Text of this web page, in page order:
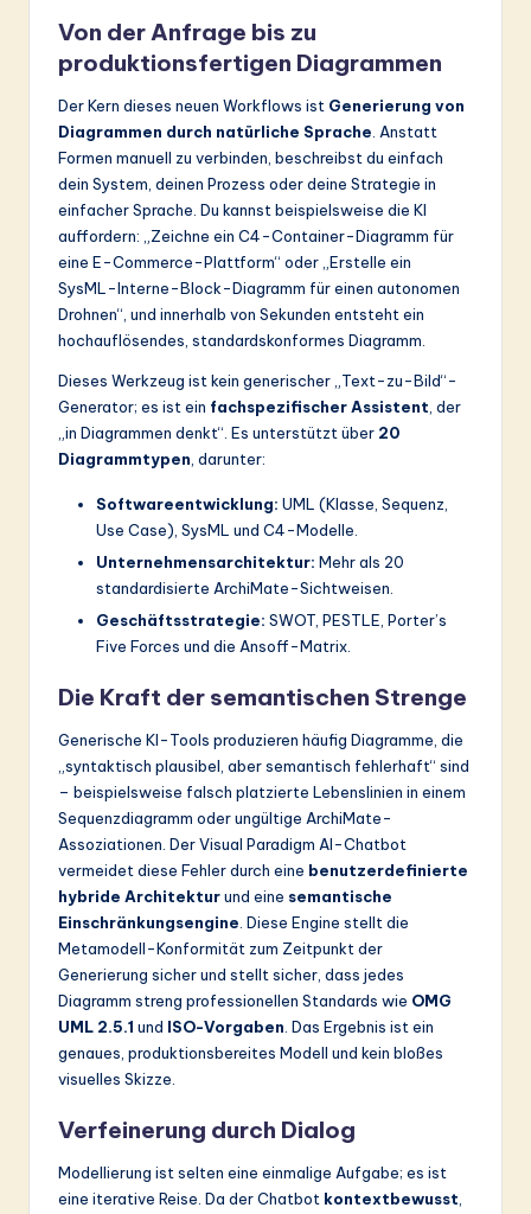
o
ti
o
Von der Anfrage bis zu
produktionsfertigen Diagrammen
Der Kern dieses neuen Workflows ist Generierung von
Diagrammen durch natürliche Sprache . Anstatt
Formen manuell zu verbinden, beschreibst du einfach
dein System, deinen Prozess oder deine Strategie in
einfacher Sprache. Du kannst beispielsweise die KI
auffordern: „Zeichne ein C4-Container-Diagramm für
eine E-Commerce-Plattform“ oder „Erstelle ein
SysML-Interne-Block-Diagramm für einen autonomen
Drohnen“, und innerhalb von Sekunden entsteht ein
hochauflösendes, standardskonformes Diagramm.
Dieses Werkzeug ist kein generischer „Text-zu-Bild“-
Generator; es ist ein fachspezifischer Assistent , der
„in Diagrammen denkt“. Es unterstützt über 20
Diagrammtypen , darunter:
Softwareentwicklung: UML (Klasse, Sequenz,
Use Case), SysML und C4-Modelle.
Unternehmensarchitektur: Mehr als 20
standardisierte ArchiMate-Sichtweisen.
Geschäftsstrategie: SWOT, PESTLE, Porter’s
Five Forces und die Ansoff-Matrix.
Die Kraft der semantischen Strenge
Generische KI-Tools produzieren häufig Diagramme, die
„syntaktisch plausibel, aber semantisch fehlerhaft“ sind
– beispielsweise falsch platzierte Lebenslinien in einem
Sequenzdiagramm oder ungültige ArchiMate-
Assoziationen. Der Visual Paradigm AI-Chatbot
vermeidet diese Fehler durch eine benutzerdefinierte
hybride Architekturund eine semantische
Einschränkungsengine. Diese Engine stellt die
Metamodell-Konformität zum Zeitpunkt der
Generierung sicher und stellt sicher, dass jedes
Diagramm streng professionellen Standards wie OMG
UML 2.5.1 und ISO-Vorgaben. Das Ergebnis ist ein
genaues, produktionsbereites Modell und kein bloßes
visuelles Skizze.
Verfeinerung durch Dialog
Modellierung ist selten eine einmalige Aufgabe; es ist
eine iterative Reise. Da der Chatbot kontextbewusst,